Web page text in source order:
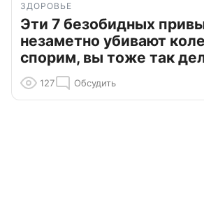
ЗДОРОВЬЕ
Эти 7 безобидных
незаметно убивают
спорим, вы тоже так
127 Обсудить